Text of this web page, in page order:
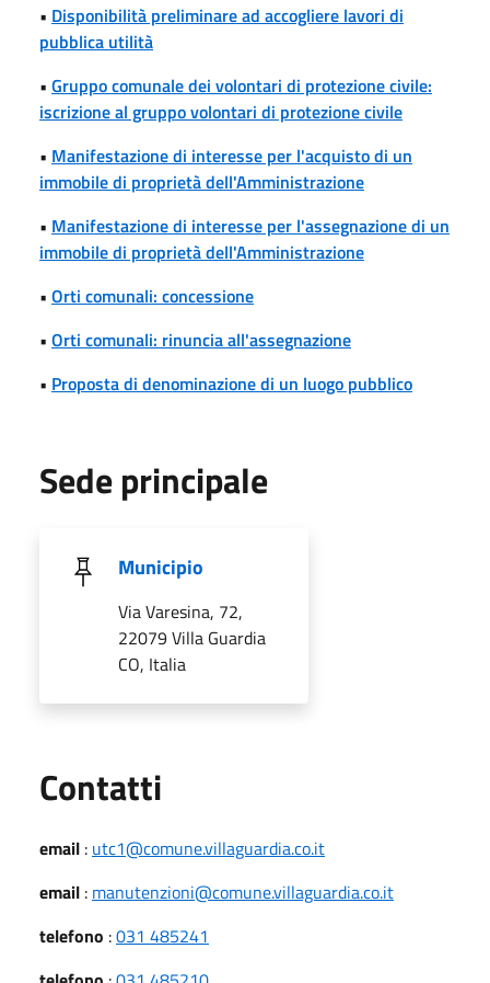
• Disponibilità preliminare ad accogliere lavori di
pubblica utilità
• Gruppo comunale dei volontari di protezione civile:
iscrizione al gruppo volontari di protezione civile
• Manifestazione di interesse per l'acquisto di un
immobile di proprietà dell'Amministrazione
• Manifestazione di interesse per l'assegnazione di un
immobile di proprietà dell'Amministrazione
• Orti comunali: concessione
• Orti comunali: rinuncia all'assegnazione
• Proposta di denominazione di un luogo pubblico
Sede principale
Municipio
Via Varesina, 72,
22079 Villa Guardia
CO, Italia
Contatti
email : utc1@comune.villaguardia.co.it
email : manutenzioni@comune.villaguardia.co.it
telefono :031 485241